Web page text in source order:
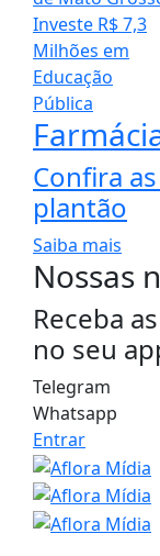
Confira
plantão
Saiba mais
Nossas
Receba
no seu
Telegram
Whatsapp
Entrar